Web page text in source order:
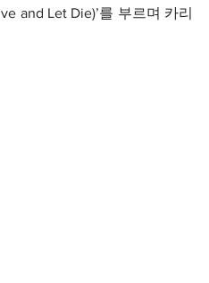
and Let Die)’를 부르며 카리